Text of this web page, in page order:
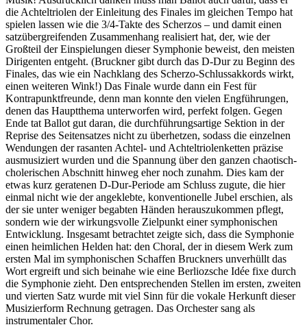
die Achteltriolen der Einleitung des Finales im gleichen Tempo hat
spielen lassen wie die 3/4-Takte des Scherzos – und damit einen
satzübergreifenden Zusammenhang realisiert hat, der, wie der
Großteil der Einspielungen dieser Symphonie beweist, den meisten
Dirigenten entgeht. (Bruckner gibt durch das D-Dur zu Beginn des
Finales, das wie ein Nachklang des Scherzo-Schlussakkords wirkt,
einen weiteren Wink!) Das Finale wurde dann ein Fest für
Kontrapunktfreunde, denn man konnte den vielen Engführungen,
denen das Hauptthema unterworfen wird, perfekt folgen. Gegen
Ende tat Ballot gut daran, die durchführungsartige Sektion in der
Reprise des Seitensatzes nicht zu überhetzen, sodass die einzelnen
Wendungen der rasanten Achtel- und Achteltriolenketten präzise
ausmusiziert wurden und die Spannung über den ganzen chaotisch-
cholerischen Abschnitt hinweg eher noch zunahm. Dies kam der
etwas kurz geratenen D-Dur-Periode am Schluss zugute, die hier
einmal nicht wie der angeklebte, konventionelle Jubel erschien, als
der sie unter weniger begabten Händen herauszukommen pflegt,
sondern wie der wirkungsvolle Zielpunkt einer symphonischen
Entwicklung. Insgesamt betrachtet zeigte sich, dass die Symphonie
einen heimlichen Helden hat: den Choral, der in diesem Werk zum
ersten Mal im symphonischen Schaffen Bruckners unverhüllt das
Wort ergreift und sich beinahe wie eine Berliozsche Idée fixe durch
die Symphonie zieht. Den entsprechenden Stellen im ersten, zweiten
und vierten Satz wurde mit viel Sinn für die vokale Herkunft dieser
Musizierform Rechnung getragen. Das Orchester sang als
instrumentaler Chor.